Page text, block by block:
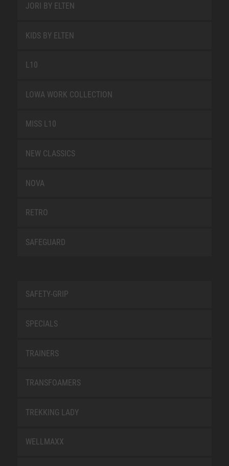
JORI BY ELTEN
KIDS BY ELTEN
L10
LOWA WORK COLLECTION
MISS L10
NEW CLASSICS
NOVA
RETRO
SAFEGUARD
SAFETY-GRIP
SPECIALS
TRAINERS
TRANSFOAMERS
TREKKING LADY
WELLMAXX